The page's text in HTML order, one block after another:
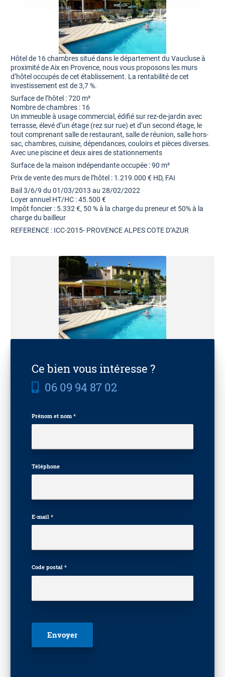
Hôtel de 16 chambres situé dans le département du Vaucluse à
proximité de Aix en Provence, nous vous proposons les murs
d’hôtel occupés de cet établissement. La rentabilité de cet
investissement est de 3,7 %.
Surface de l’hôtel : 720 m²
Nombre de chambres : 16
Un immeuble à usage commercial, édifié sur rez-de-jardin avec
terrasse, élevé d’un étage (rez sur rue) et d’un second étage, le
tout comprenant salle de restaurant, salle de réunion, salle hors-
sac, chambres, cuisine, dépendances, couloirs et pièces diverses.
Avec une piscine et deux aires de stationnements
Surface de la maison indépendante occupée : 90 m²
Prix de vente des murs de l’hôtel : 1.219.000 € HD, FAI
Bail 3/6/9 du 01/03/2013 au 28/02/2022
Loyer annuel HT/HC : 45.500 €
Impôt foncier : 5.332 €, 50 % à la charge du preneur et 50% à la
charge du bailleur
REFERENCE : ICC-2015- PROVENCE ALPES COTE D’AZUR
Ce bien vous intéresse ?
06 09 94 87 02
Prénom et nom *
Téléphone
E-mail *
Code postal *